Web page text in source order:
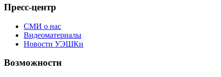
Пресс-центр
СМИ о нас
Видеоматериалы
Новости УЭШКи
Возможности